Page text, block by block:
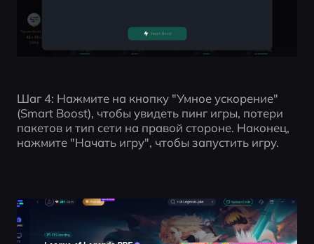
Шаг 4: Нажмите на кнопку "Умное ускорение"
(Smart Boost), чтобы увидеть пинг игры, потери
пакетов и тип сети на правой стороне. Наконец,
нажмите "Начать игру", чтобы запустить игру.